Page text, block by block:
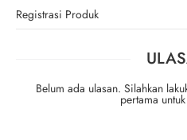
Registrasi Produk
Belum ada ulasan. Silahkan
pertama